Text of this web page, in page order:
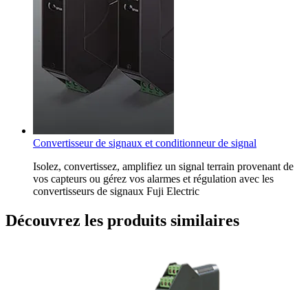
Convertisseur de signaux et conditionneur de signal
Isolez, convertissez, amplifiez un signal terrain provenant de
vos capteurs ou gérez vos alarmes et régulation avec les
convertisseurs de signaux Fuji Electric
Découvrez les produits similaires